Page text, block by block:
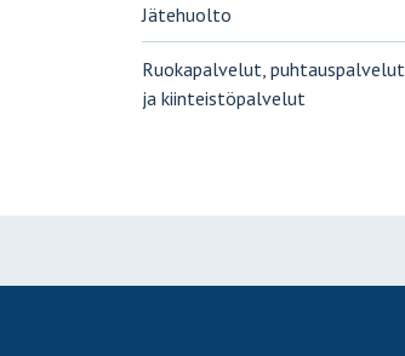
Jätehuolto
Ruokapalvelut, puhtauspalvelut
ja kiinteistöpalvelut